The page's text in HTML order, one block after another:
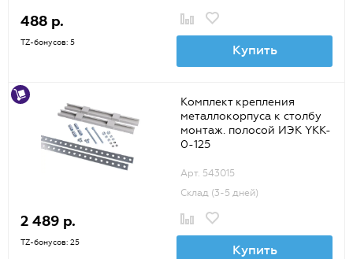
488 р.
TZ-бонусов: 5 Купить
Комплект крепления
металлокорпуса к столбу
монтаж. полосой ИЭК YKK-
0-125
Арт. 543015
Склад (3-5 дней)
2 489 р.
TZ-бонусов: 25 Купить